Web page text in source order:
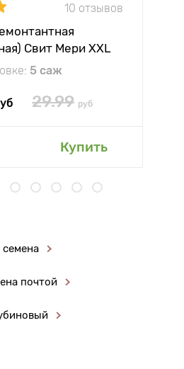
10 отзывов
Свит Мери XXL
5 саж
29.99 руб
Купить
почтой